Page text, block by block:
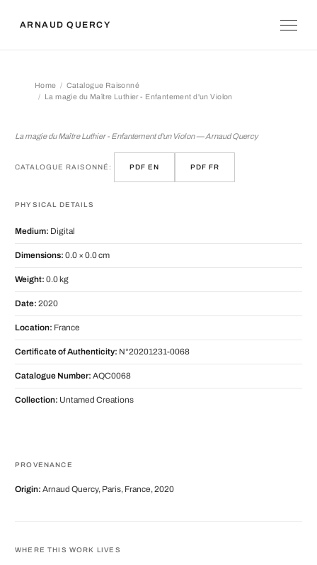
ARNAUD QUERCY
Home
Catalogue Raisonné
La magie du Maître Luthier - Enfantement d'un Violon
La magie du Maître Luthier - Enfantement d'un Violon — Arnaud Quercy
CATALOGUE RAISONNÉ: PDF EN PDF FR
PHYSICAL DETAILS
Medium: Digital
Dimensions: 0.0 × 0.0 cm
Weight: 0.0 kg
Date: 2020
Location: France
Certificate of Authenticity: N°20201231-0068
Catalogue Number: AQC0068
Collection: Untamed Creations
PROVENANCE
Origin: Arnaud Quercy, Paris, France, 2020
WHERE THIS WORK LIVES